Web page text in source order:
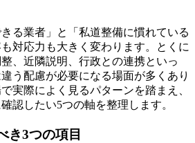
る業者」と「私道整備に慣れている
対応力も大きく変わります。とくに
、近隣説明、行政との連携といっ
う配慮が必要になる場面が多くあり
実際によく見るパターンを踏まえ、
認したい5つの軸を整理します。
き3つの項目